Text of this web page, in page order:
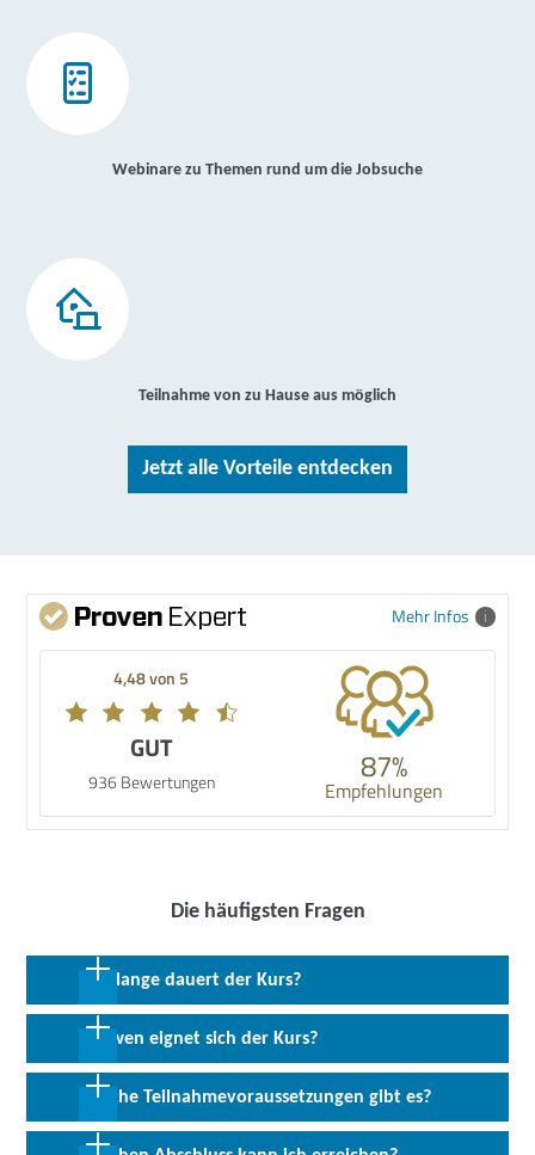
Webinare zu Themen rund um die Jobsuche
Teilnahme von zu Hause aus möglich
Jetzt alle Vorteile entdecken
Mehr Infos
4,48 von 5
GUT
936 Bewertungen 87%
Empfehlungen
Die häufigsten Fragen
Wie lange dauert der Kurs?
4 Wochen in Vollzeit; 8 Wochen in Teilzeit
Für wen eignet sich der Kurs?
Der Kurs richtet sich an Arbeitsuchende, die zur Vorbereitung auf
eine Umschulung oder Teilqualifizierung oder für die Teilnahme an
einer Qualifizierung notwendige Kenntnisse erwerben oder
Welche Teilnahmevoraussetzungen gibt es?